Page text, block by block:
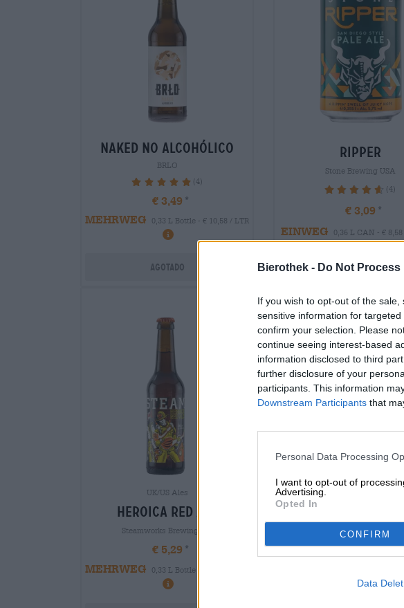
Bierothek - Do Not
If you wish to opt-out of the
sensitive information for
confirm your selection. Please
continue seeing interest-based
information disclosed to third
further disclosure of your
participants. This information
Downstream Participants that
Personal Data Processing
I want to opt-out of
Advertising.
Opted In
CONFIRM
Data
naked no alcohólico
BRLO
100% (4)
€ 3,49
MEHRWEG
0,33 L Bottle - € 10,58 / LTR
Agotado
ripper
Stone Brewing USA
95% (4)
€ 3,09
EINWEG
0,36 L CAN - € 8,58
Agotado
UK/US Ales
heroica red ale
Steamworks Brewing Co.
€ 5,29
MEHRWEG
0,33 L Bottle - € 16,03 / LTR
Pils|Fränkische Biere
Brauerei Rittmayer
96.67% (6)
€ 2,59